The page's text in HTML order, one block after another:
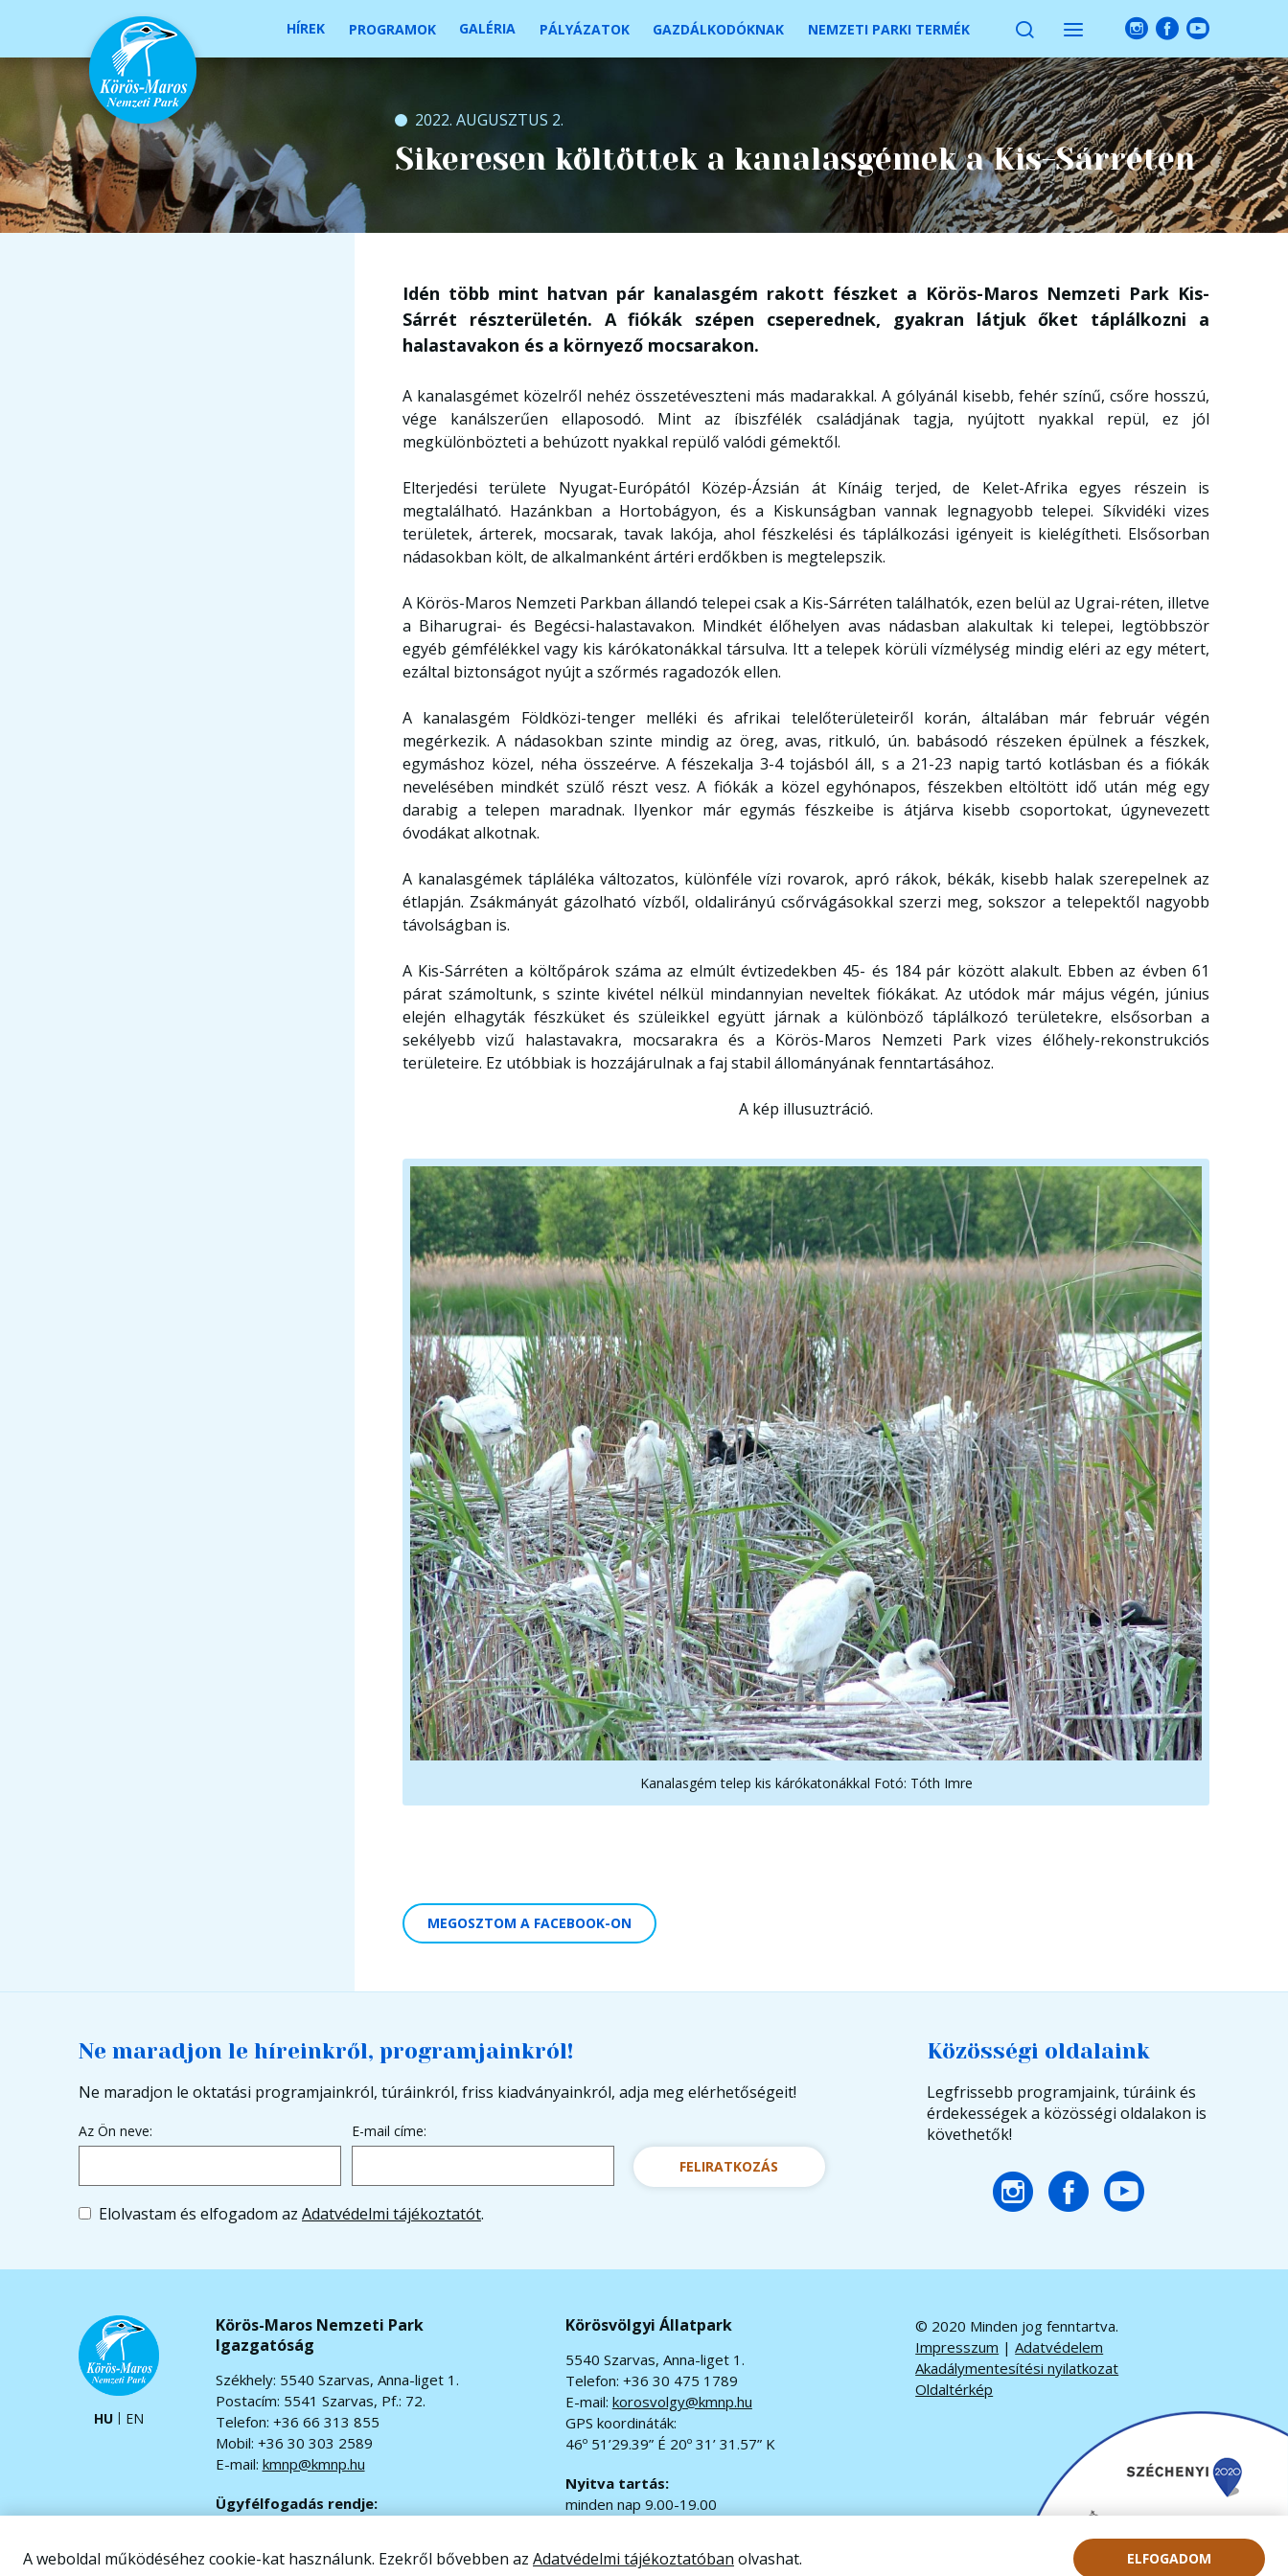
A weboldal működéséhez cookie-kat használunk. Ezekről bővebben az Adatvédelmi tájékoztatóban olvashat. ELFOGADOM
HÍREK PROGRAMOK GALÉRIA PÁLYÁZATOK GAZDÁLKODÓKNAK NEMZETI PARKI TERMÉK
2022. AUGUSZTUS 2.
Sikeresen költöttek a kanalasgémek a Kis-Sárréten
Idén több mint hatvan pár kanalasgém rakott fészket a Körös-Maros Nemzeti Park Kis-
Sárrét részterületén. A fiókák szépen cseperednek, gyakran látjuk őket táplálkozni a
halastavakon és a környező mocsarakon.
A kanalasgémet közelről nehéz összetéveszteni más madarakkal. A gólyánál kisebb, fehér színű, csőre hosszú,
vége kanálszerűen ellaposodó. Mint az íbiszfélék családjának tagja, nyújtott nyakkal repül, ez jól
megkülönbözteti a behúzott nyakkal repülő valódi gémektől.
Elterjedési területe Nyugat-Európától Közép-Ázsián át Kínáig terjed, de Kelet-Afrika egyes részein is
megtalálható. Hazánkban a Hortobágyon, és a Kiskunságban vannak legnagyobb telepei. Síkvidéki vizes
területek, árterek, mocsarak, tavak lakója, ahol fészkelési és táplálkozási igényeit is kielégítheti. Elsősorban
nádasokban költ, de alkalmanként ártéri erdőkben is megtelepszik.
A Körös-Maros Nemzeti Parkban állandó telepei csak a Kis-Sárréten találhatók, ezen belül az Ugrai-réten, illetve
a Biharugrai- és Begécsi-halastavakon. Mindkét élőhelyen avas nádasban alakultak ki telepei, legtöbbször
egyéb gémfélékkel vagy kis kárókatonákkal társulva. Itt a telepek körüli vízmélység mindig eléri az egy métert,
ezáltal biztonságot nyújt a szőrmés ragadozók ellen.
A kanalasgém Földközi-tenger melléki és afrikai telelőterületeiről korán, általában már február végén
megérkezik. A nádasokban szinte mindig az öreg, avas, ritkuló, ún. babásodó részeken épülnek a fészkek,
egymáshoz közel, néha összeérve. A fészekalja 3-4 tojásból áll, s a 21-23 napig tartó kotlásban és a fiókák
nevelésében mindkét szülő részt vesz. A fiókák a közel egyhónapos, fészekben eltöltött idő után még egy
darabig a telepen maradnak. Ilyenkor már egymás fészkeibe is átjárva kisebb csoportokat, úgynevezett
óvodákat alkotnak.
A kanalasgémek tápláléka változatos, különféle vízi rovarok, apró rákok, békák, kisebb halak szerepelnek az
étlapján. Zsákmányát gázolható vízből, oldalirányú csőrvágásokkal szerzi meg, sokszor a telepektől nagyobb
távolságban is.
A Kis-Sárréten a költőpárok száma az elmúlt évtizedekben 45- és 184 pár között alakult. Ebben az évben 61
párat számoltunk, s szinte kivétel nélkül mindannyian neveltek fiókákat. Az utódok már május végén, június
elején elhagyták fészküket és szüleikkel együtt járnak a különböző táplálkozó területekre, elsősorban a
sekélyebb vizű halastavakra, mocsarakra és a Körös-Maros Nemzeti Park vizes élőhely-rekonstrukciós
területeire. Ez utóbbiak is hozzájárulnak a faj stabil állományának fenntartásához.
A kép illusuztráció.
Kanalasgém telep kis kárókatonákkal Fotó: Tóth Imre
MEGOSZTOM A FACEBOOK-ON
Ne maradjon le híreinkről, programjainkról!
Ne maradjon le oktatási programjainkról, túráinkról, friss kiadványainkról, adja meg elérhetőségeit!
Az Ön neve: E-mail címe:
Elolvastam és elfogadom az Adatvédelmi tájékoztatót.
FELIRATKOZÁS
Közösségi oldalaink
Legfrissebb programjaink, túráink és
érdekességek a közösségi oldalakon is
követhetők!
HU EN
Körös-Maros Nemzeti Park
Igazgatóság
Székhely: 5540 Szarvas, Anna-liget 1.
Postacím: 5541 Szarvas, Pf.: 72.
Telefon: +36 66 313 855
Mobil: +36 30 303 2589
E-mail: kmnp@kmnp.hu
Ügyfélfogadás rendje:
Körösvölgyi Állatpark
5540 Szarvas, Anna-liget 1.
Telefon: +36 30 475 1789
E-mail: korosvolgy@kmnp.hu
GPS koordináták:
46º 51’29.39” É 20º 31’ 31.57” K
Nyitva tartás:
minden nap 9.00-19.00
© 2020 Minden jog fenntartva.
Impresszum |Adatvédelem
Akadálymentesítési nyilatkozat
Oldaltérkép